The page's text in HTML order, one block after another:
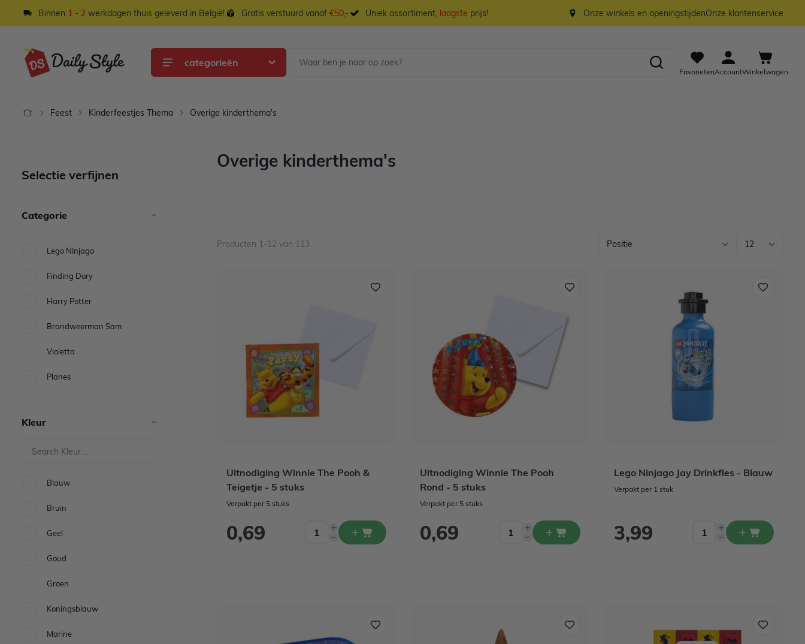
Ga naar de inhoud
Binnen 1 - 2 werkdagen thuis geleverd in België! Gratis verstuurd vanaf €50,- Uniek assortiment, laagste prijs! Onze winkels en openingstijdenOnze klantenservice
categorieën
FavorietenAccountWinkelwagen
Feest Kinderfeestjes Thema Overige kinderthema's
Selectie verfijnen
Categorie
Lego Ninjago
Finding Dory
Harry Potter
Brandweerman Sam
Violetta
Planes
Kleur
Blauw
Bruin
Geel
Goud
Groen
Koningsblauw
Marine
Overige kinderthema's
Producten 1-12 van 113
Uitnodiging Winnie The Pooh &
Teigetje - 5 stuks
Verpakt per 5 stuks
0,69
Uitnodiging Winnie The Pooh
Rond - 5 stuks
Verpakt per 5 stuks
0,69
Lego Ninjago Jay Drinkfles - Blauw
Verpakt per 1 stuk
3,99